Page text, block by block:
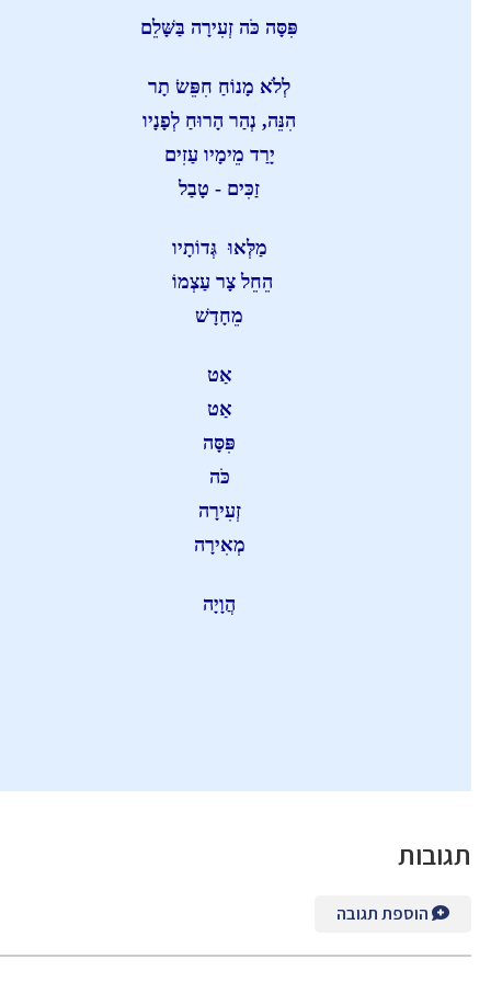
פִּסָּה כֹּה זְעִירָהבַּשָּׁלֵם
לְלֹא מָנוֹחַ חִפֵּשׂ תָר
הִנֵּה, נְהַר הָרוּחַ לְפָנָיו
יָרַד מֵימָיו עַזִים
זַכִּים - טָבַל
מַלְּאוּ גְּדוֹתָיו
הֵחֵל צָר עַצְמוֹ
מֵחָדָשׁ
זְעִירָה
מְאִירָה
הוספת תגובה